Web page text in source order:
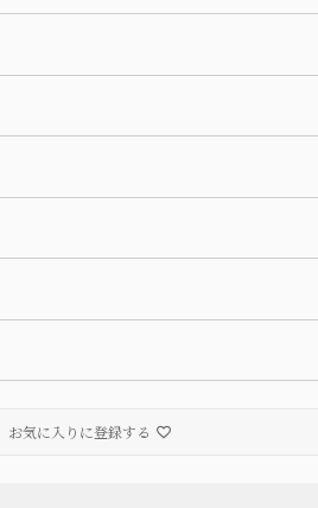
お気に入りに登録する